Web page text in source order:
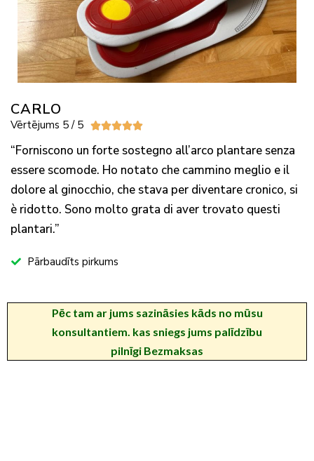
CARLO
Vērtējums 5 / 5 
“Forniscono un forte sostegno all’arco plantare senza
essere scomode. Ho notato che cammino meglio e il
dolore al ginocchio, che stava per diventare cronico, si
è ridotto. Sono molto grata di aver trovato questi
plantari.”
Pārbaudīts pirkums
Pēc tam ar jums sazināsies kāds no mūsu
konsultantiem. kas sniegs jums palīdzību
pilnīgi Bezmaksas